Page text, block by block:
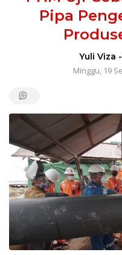
Pipa
Yuli Viza -
Minggu, 19